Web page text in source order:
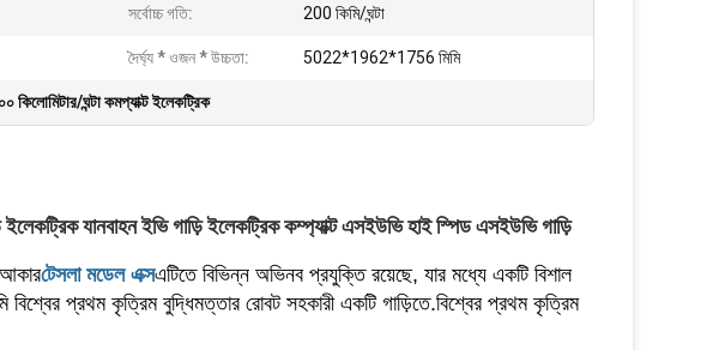
সর্বোচ্চ গতি: 200 কিমি/ঘন্টা
দৈর্ঘ্য * ওজন * উচ্চতা: 5022*1962*1756 মিমি
কিলোমিটার/ঘন্টা কমপ্যাক্ট ইলেকট্রিক
যানবাহন ইভি গাড়ি ইলেকট্রিক কম্প্যাক্ট এসইউভি হাই স্পিড এসইউভি গাড়ি
টেসলা মডেল এক্সএটিতে বিভিন্ন অভিনব প্রযুক্তি রয়েছে, যার মধ্যে একটি বিশাল
বিশ্বের প্রথম কৃত্রিম বুদ্ধিমত্তার রোবট সহকারী একটি গাড়িতে.বিশ্বের প্রথম কৃত্রিম